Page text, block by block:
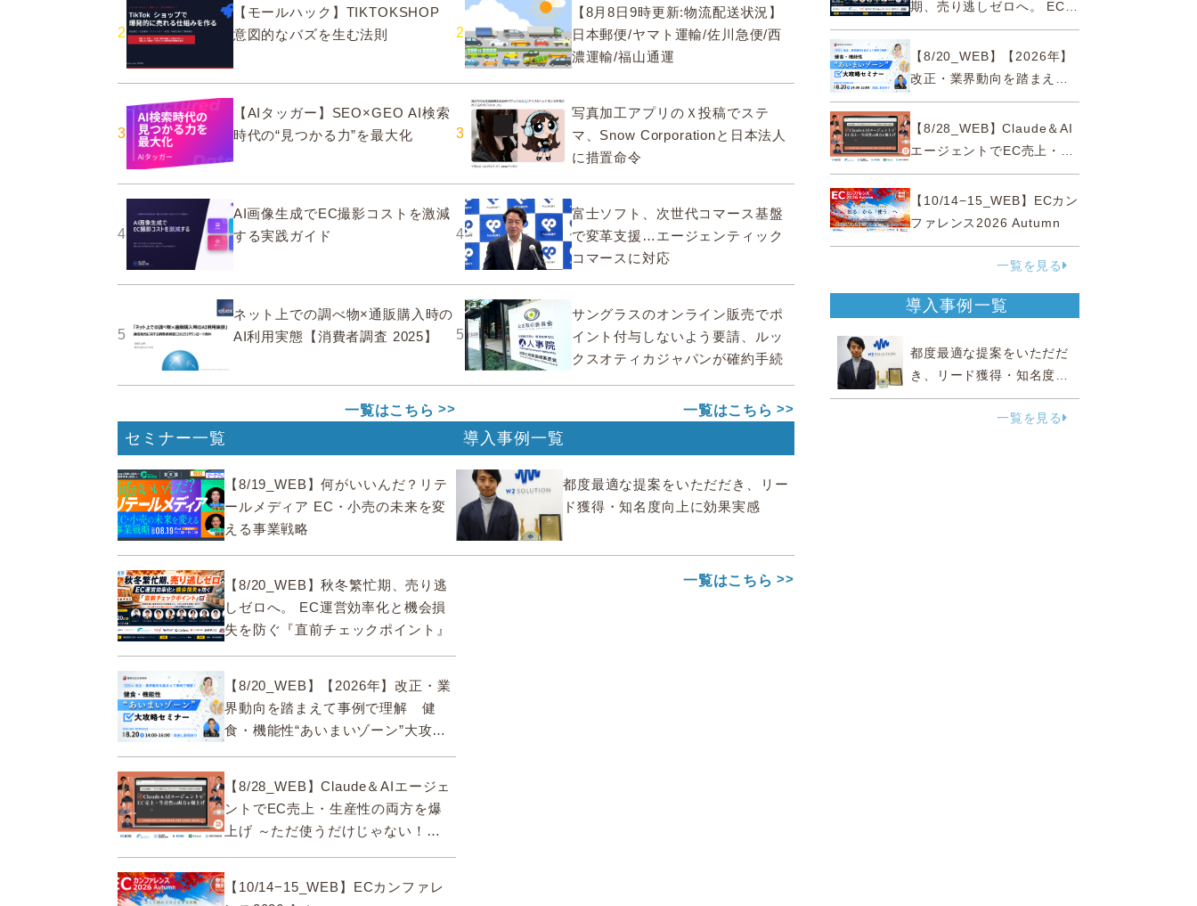
2
【モールハック】TIKTOKSHOP
意図的なバズを生む法則
3
【AIタッガー】SEO×GEO AI検索
時代の“見つかる力”を最大化
4
AI画像生成でEC撮影コストを激減
する実践ガイド
5
ネット上での調べ物×通販購入時の
AI利用実態【消費者調査 2025】
一覧はこちら
2
【8月8日9時更新:物流配送状況】
日本郵便/ヤマト運輸/佐川急便/西
濃運輸/福山通運
3
写真加工アプリのＸ投稿でステ
マ、Snow Corporationと日本法人
に措置命令
4
富士ソフト、次世代コマース基盤
で変革支援…エージェンティック
コマースに対応
5
サングラスのオンライン販売でポ
イント付与しないよう要請、ルッ
クスオティカジャパンが確約手続
一覧はこちら
セミナー一覧
【8/19_WEB】何がいいんだ？リテ
ールメディア EC・小売の未来を変
える事業戦略
【8/20_WEB】秋冬繁忙期、売り逃
しゼロへ。 EC運営効率化と機会損
失を防ぐ『直前チェックポイント』
【8/20_WEB】【2026年】改正・業
界動向を踏まえて事例で理解 健
食・機能性“あいまいゾーン”大攻略
【8/28_WEB】Claude＆AIエージェ
ントでEC売上・生産性の両方を爆
上げ ～ただ使うだけじゃない！
【10/14−15_WEB】ECカンファレ
導入事例一覧
都度最適な提案をいただだき、リー
ド獲得・知名度向上に効果実感
一覧はこちら
期、売り逃しゼロへ。 EC運
営効率化と機会損失を防ぐ
『直前チェックポイント』
【8/20_WEB】【2026年】
改正・業界動向を踏まえて
事例で理解 健食・機能
性“あいまいゾーン”大攻略セ
ミナー
【8/28_WEB】Claude＆AI
エージェントでEC売上・生
産性の両方を爆上げ ～ただ
使うだけじゃない！&qu...
【10/14−15_WEB】ECカン
ファレンス2026 Autumn
一覧を見る
導入事例一覧
都度最適な提案をいただだ
き、リード獲得・知名度向
上に効果実感
一覧を見る